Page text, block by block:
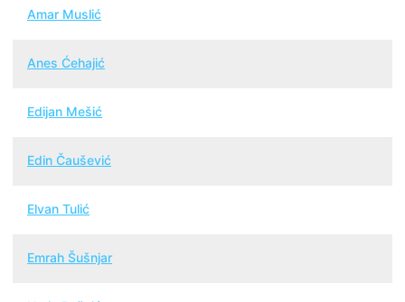
Amar Muslić
Anes Ćehajić
Edijan Mešić
Edin Čaušević
Elvan Tulić
Emrah Šušnjar